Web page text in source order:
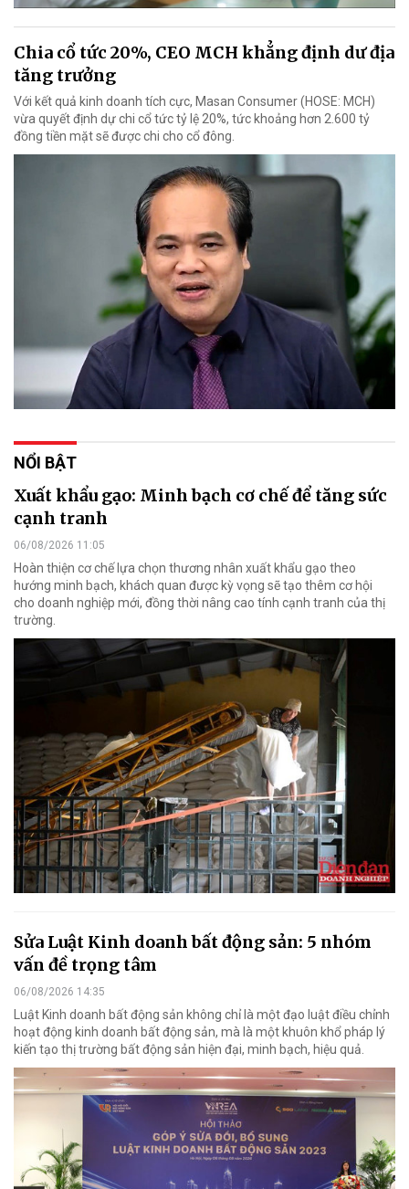
Chia cổ tức 20%, CEO MCH khẳng định dư địa
tăng trưởng
Với kết quả kinh doanh tích cực, Masan Consumer (HOSE: MCH)
vừa quyết định dự chi cổ tức tỷ lệ 20%, tức khoảng hơn 2.600 tỷ
đồng tiền mặt sẽ được chi cho cổ đông.
NỔI BẬT
Xuất khẩu gạo: Minh bạch cơ chế để tăng sức
cạnh tranh
06/08/2026 11:05
Hoàn thiện cơ chế lựa chọn thương nhân xuất khẩu gạo theo
hướng minh bạch, khách quan được kỳ vọng sẽ tạo thêm cơ hội
cho doanh nghiệp mới, đồng thời nâng cao tính cạnh tranh của thị
trường.
Sửa Luật Kinh doanh bất động sản: 5 nhóm
vấn đề trọng tâm
06/08/2026 14:35
Luật Kinh doanh bất động sản không chỉ là một đạo luật điều chỉnh
hoạt động kinh doanh bất động sản, mà là một khuôn khổ pháp lý
kiến tạo thị trường bất động sản hiện đại, minh bạch, hiệu quả.